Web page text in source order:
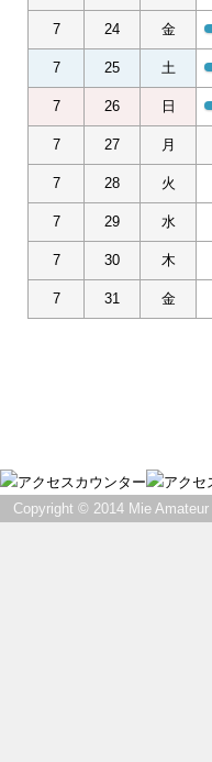
7 24 金
7 25 土
7 26 日
7 27 月
7 28 火
7 29 水
7 30 木
7 31 金
Copyright © 2014 Mie